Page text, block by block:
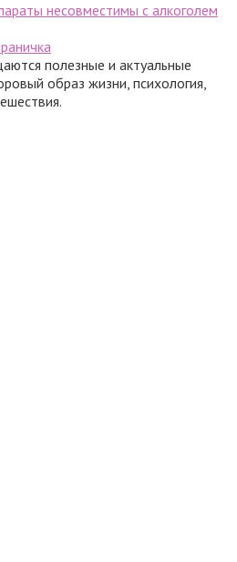
несовместимы с алкоголем
полезные и актуальные
образ жизни, психология,